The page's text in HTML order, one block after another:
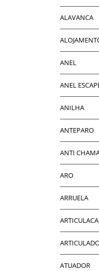
ALAVANCA
ANEL
ANEL
ANILHA
ANTEPARO
ANTI
ARO
ARRUELA
ATUADOR